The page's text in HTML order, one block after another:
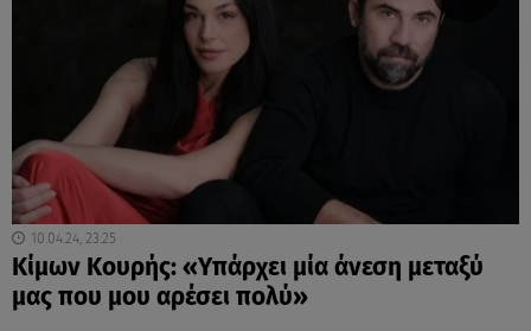
10.04.24, 23:25
Κίμων Κουρής: «Υπάρχει μία άνεση μεταξύ
μας που μου αρέσει πολύ»